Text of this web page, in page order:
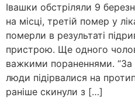
Івашки обстріляли 9
на місці, третій помер у
померли в результаті
пристрою. Ще одного
важкими пораненнями.
люди підірвалися на
раніше скинули з […]